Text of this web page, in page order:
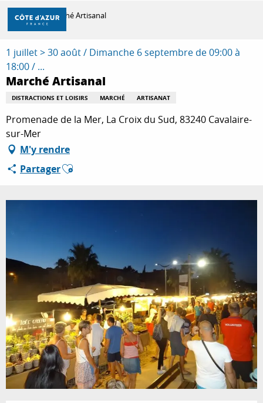
Aller
contenu
principal
DÉCOUVRIR
À FAIRE
SÉJOURNER
Accueil Marché Artisanal
1 juillet > 30 août / Dimanche 6 septembre de 09:00 à
18:00 / ...
Marché Artisanal
DISTRACTIONS ET LOISIRS MARCHÉ ARTISANAT
Promenade de la Mer, La Croix du Sud, 83240 Cavalaire-
sur-Mer
M'y rendre
PartagerAjouter aux favoris